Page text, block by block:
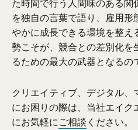
た時間で行う人間味のある
を独自の言葉で語り、雇用
やかに成長できる環境を整
勢こそが、競合との差別化
るための最大の武器となるの
クリエイティブ、デジタル
にお困りの際は、当社エイク
にお気軽にご相談 ください。